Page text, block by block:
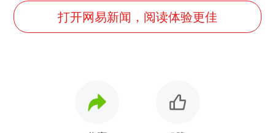
打开网易新闻，阅读体验更佳